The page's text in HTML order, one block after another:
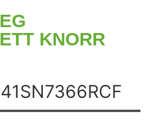
KNORR
41SN7366RCF